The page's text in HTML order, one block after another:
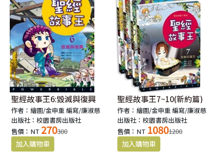
聖經故事王6:毀滅與復興
作者：繪圖/金申重 編寫/廉淑慈
出版社：校園書房出版社
售價：NT 270300
聖經故事王7~10(新約篇)
作者：繪圖/金申重 編寫/廉淑慈
出版社：校園書房出版社
售價：NT 10801200